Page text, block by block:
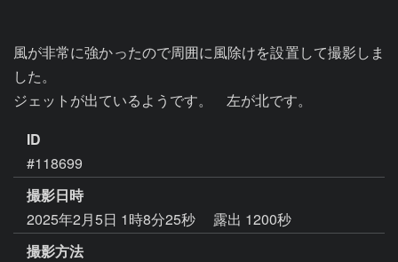
風が非常に強かったので周囲に風除けを設置して撮影しま
した。
ジェットが出ているようです。　左が北です。
ID
#118699
撮影日時
2025年2月5日 1時8分25秒
露出 1200秒
撮影方法